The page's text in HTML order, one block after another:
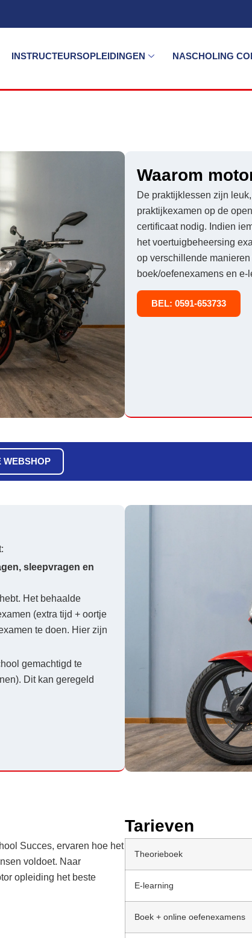
INSTRUCTEURSOPLEIDINGEN NASCHOLING
Waarom
De praktijklessen zijn
praktijkexamen op de
certificaat nodig. Indien
het voertuigbeheersing
op verschillende
boek/oefenexamens en e-
BEL: 0591-653733
WEBSHOP
sleepvragen en
Het behaalde
(extra tijd + oortje
te doen. Hier zijn
gemachtigd te
Dit kan geregeld
Succes, ervaren hoe het
voldoet. Naar
opleiding het beste
Tarieven
Theorieboek
E-learning
Boek + online oefenexamens